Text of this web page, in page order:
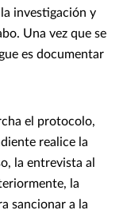
investigación y
Una vez que se
es documentar
el protocolo,
realice la
la entrevista al
la
sancionar a la